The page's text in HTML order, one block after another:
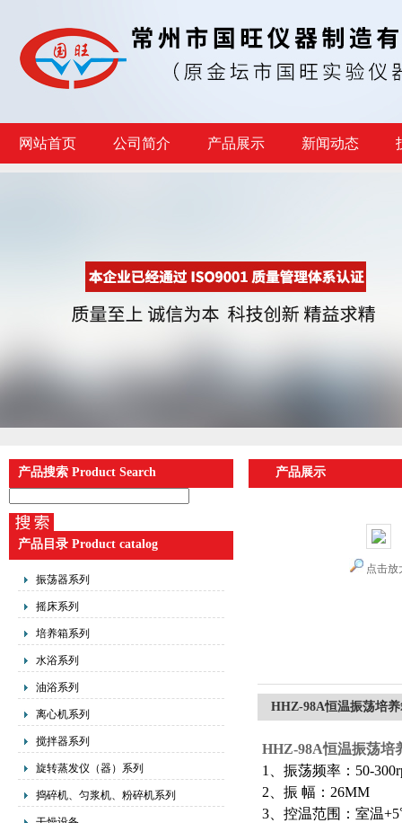
网站首页 公司简介 产品展示 新闻动态
产品搜索 Product Search
产品目录 Product catalog
振荡器系列
摇床系列
培养箱系列
水浴系列
油浴系列
离心机系列
搅拌器系列
旋转蒸发仪（器）系列
捣碎机、匀浆机、粉碎机系列
产品展示
点击放
HHZ-98A恒温振荡培
HHZ-98A恒温振荡培
1、振荡频率：50-
2、振 幅：26MM
3、控温范围：室温